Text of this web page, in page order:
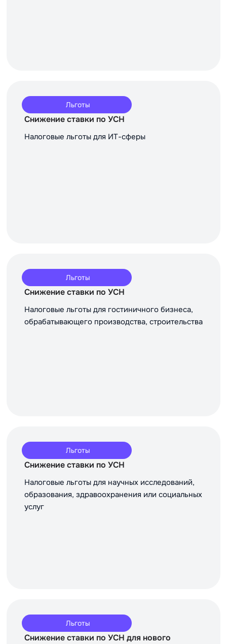
Льготы
Снижение ставки по УСН
Налоговые льготы для ИТ-сферы
Льготы
Снижение ставки по УСН
Налоговые льготы для гостиничного бизнеса,
обрабатывающего производства, строительства
Льготы
Снижение ставки по УСН
Налоговые льготы для научных исследований,
образования, здравоохранения или социальных
услуг
Льготы
Снижение ставки по УСН для нового